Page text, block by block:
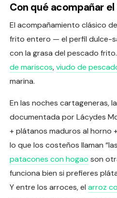
Con qué acompañar
El acompañamiento clásico
frito entero — el perfil dulce-
con la grasa del pescado
de mariscos,viudo de
marina.
En las noches cartageneras,
documentada por Lácydes
+ plátanos maduros al horno
lo que los costeños llaman
patacones con hogao son
funciona bien si prefieres
Y entre los arroces, el arroz